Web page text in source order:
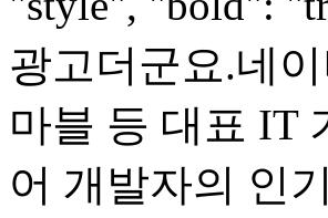
광고더군요.​ 네
마블 등 대표 IT
어 개발자의 인